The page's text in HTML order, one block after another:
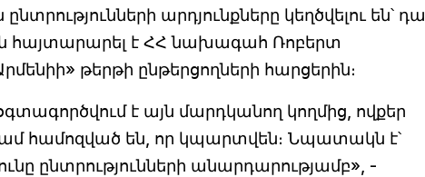
արդյունքները կեղծվելու են՝ դա
հայտարարել է ՀՀ նախագահ Ռոբերտ
թերթի ընթերցողների հարցերին։
է այն մարդկանող կողմից, ովքեր
համոզված են, որ կպարտվեն։ Նպատակն է՝
ընտրությունների անարդարությամբ», -